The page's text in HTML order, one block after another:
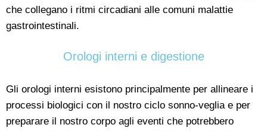
che collegano i ritmi circadiani alle comuni malattie
gastrointestinali.
Orologi interni e digestione
Gli orologi interni esistono principalmente per allineare i
processi biologici con il nostro ciclo sonno-veglia e per
preparare il nostro corpo agli eventi che potrebbero